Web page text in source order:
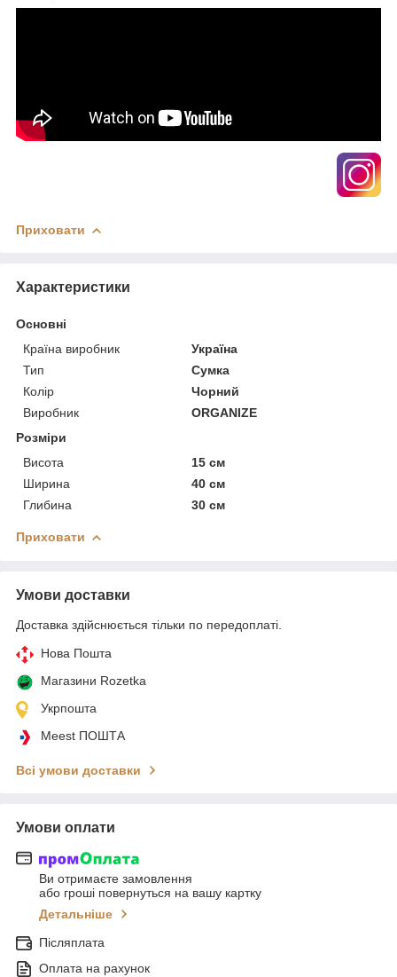
Приховати
Характеристики
Основні
Країна виробник
Україна
Тип
Сумка
Колір
Чорний
Виробник
ORGANIZE
Розміри
Висота
15 см
Ширина
40 см
Глибина
30 см
Приховати
Умови доставки
Доставка здійснюється тільки по передоплаті.
Нова Пошта
Магазини Rozetka
Укрпошта
Meest ПОШТА
Всі умови доставки
Умови оплати
Ви отримаєте замовлення
або гроші повернуться на вашу картку
Детальніше
Післяплата
Оплата на рахунок